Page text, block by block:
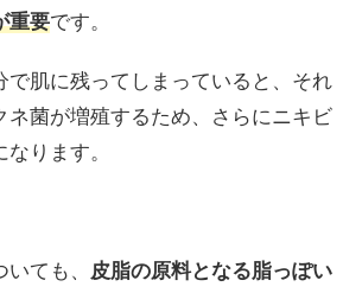
重要です。
で肌に残ってしまっていると、それ
ネ菌が増殖するため、さらにニキビ
ります。
ても、 皮脂の原料となる脂っぽい